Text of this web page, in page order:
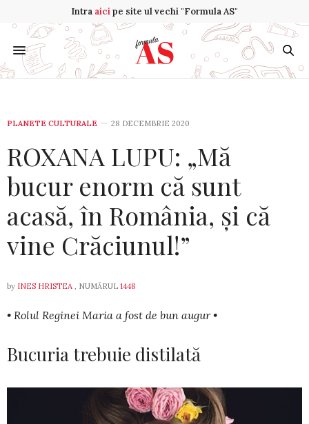
Intra aicipe site ul vechi "Formula AS"
PLANETE CULTURALE 28 DECEMBRIE 2020
ROXANA LUPU: „Mă
bucur enorm că sunt
acasă, în România, și că
vine Crăciunul!”
by INES HRISTEA , NUMĂRUL 1448
• Rolul Reginei Maria a fost de bun augur •
Bucuria trebuie distilată